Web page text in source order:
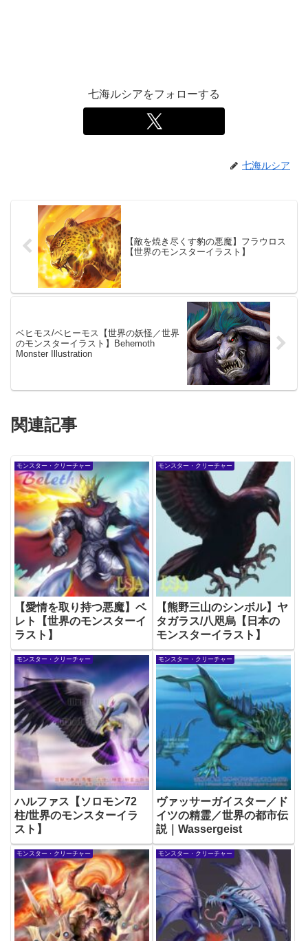
七海ルシアをフォローする
七海ルシア
【敵を焼き尽くす豹の悪魔】フラウロス
【世界のモンスターイラスト】
ベヒモス/ベヒーモス【世界の妖怪／世界
のモンスターイラスト】Behemoth
Monster Illustration
関連記事
モンスター・クリーチャー
【愛情を取り持つ悪魔】ベ
レト【世界のモンスターイ
ラスト】
モンスター・クリーチャー
【熊野三山のシンボル】ヤ
タガラス/八咫烏【日本の
モンスターイラスト】
モンスター・クリーチャー
ハルファス【ソロモン72
柱/世界のモンスターイラ
スト】
モンスター・クリーチャー
ヴァッサーガイスター／ド
イツの精霊／世界の都市伝
説｜Wassergeist
モンスター・クリーチャー モンスター・クリーチャー